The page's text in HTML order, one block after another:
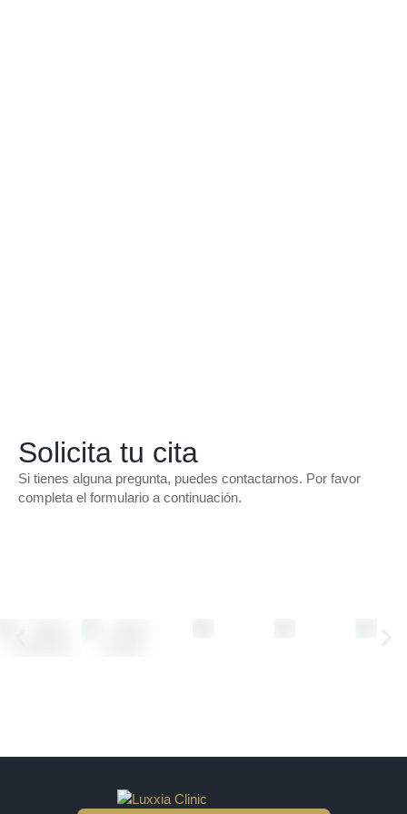
Solicita tu cita
Si tienes alguna pregunta, puedes contactarnos. Por favor
completa el formulario a continuación.